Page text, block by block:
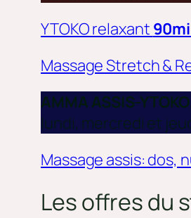
YTOKO relaxant
Massage Stretch &
AMMA ASSIS-YTOKO
lundi, mercredi et
Massage assis: dos,
Les offres du